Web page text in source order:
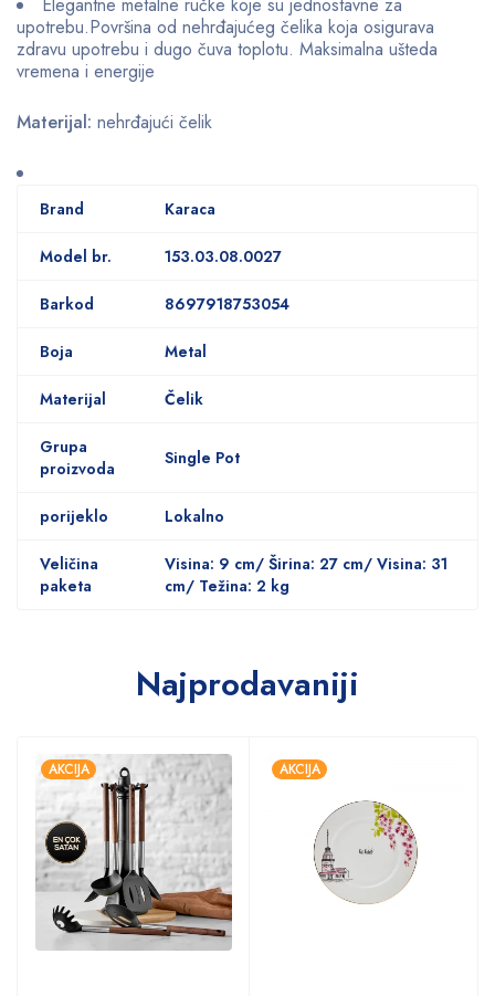
upotrebu.Površina od nehrđajućeg čelika koja osigurava
zdravu upotrebu i dugo čuva toplotu. Maksimalna ušteda
vremena i energije
Materijal: nehrđajući čelik
Brand Karaca
Model br. 153.03.08.0027
Barkod 8697918753054
Boja Metal
Materijal Čelik
Grupa
proizvoda
Single Pot
porijeklo Lokalno
Veličina
paketa
Visina: 9 cm/ Širina: 27 cm/ Visina: 31
cm/ Težina: 2 kg
Najprodavaniji
AKCIJA AKCIJA